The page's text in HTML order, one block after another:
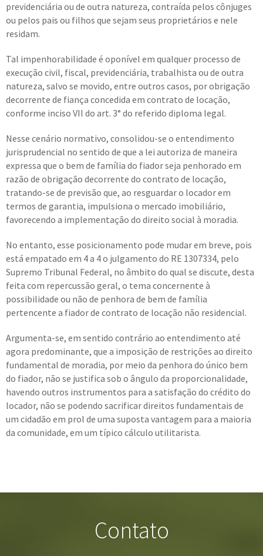
previdenciária ou de outra natureza, contraída pelos cônjuges
ou pelos pais ou filhos que sejam seus proprietários e nele
residam.
Tal impenhorabilidade é oponível em qualquer processo de
execução civil, fiscal, previdenciária, trabalhista ou de outra
natureza, salvo se movido, entre outros casos, por obrigação
decorrente de fiança concedida em contrato de locação,
conforme inciso VII do art. 3° do referido diploma legal.
Nesse cenário normativo, consolidou-se o entendimento
jurisprudencial no sentido de que a lei autoriza de maneira
expressa que o bem de família do fiador seja penhorado em
razão de obrigação decorrente do contrato de locação,
tratando-se de previsão que, ao resguardar o locador em
termos de garantia, impulsiona o mercado imobiliário,
favorecendo a implementação do direito social à moradia.
No entanto, esse posicionamento pode mudar em breve, pois
está empatado em 4 a 4 o julgamento do RE 1307334, pelo
Supremo Tribunal Federal, no âmbito do qual se discute, desta
feita com repercussão geral, o tema concernente à
possibilidade ou não de penhora de bem de família
pertencente a fiador de contrato de locação não residencial.
Argumenta-se, em sentido contrário ao entendimento até
agora predominante, que a imposição de restrições ao direito
fundamental de moradia, por meio da penhora do único bem
do fiador, não se justifica sob o ângulo da proporcionalidade,
havendo outros instrumentos para a satisfação do crédito do
locador, não se podendo sacrificar direitos fundamentais de
um cidadão em prol de uma suposta vantagem para a maioria
da comunidade, em um típico cálculo utilitarista.
Contato